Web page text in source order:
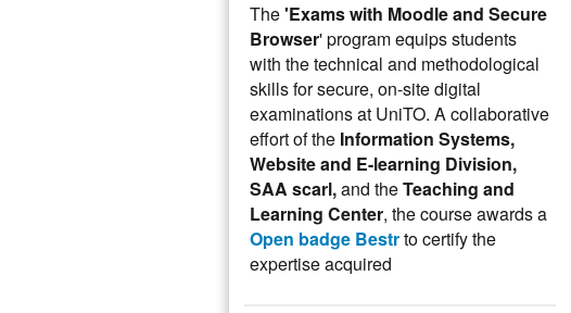
The'Exams with Moodle and Secure
Browser' program equips students
with the technical and methodological
skills for secure, on-site digital
examinations at UniTO. A collaborative
effort of the Information Systems,
Website and E-learning Division,
SAA scarl,and theTeaching and
Learning Center, the course awards a
Open badge Bestrto certify the
expertise acquired